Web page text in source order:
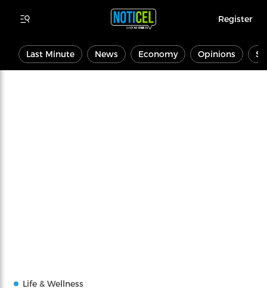
Register
Last Minute News Economy Opinions
Life & Wellness